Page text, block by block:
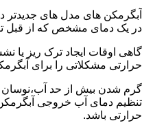
آبگرمکن های مدل های جدیدتر
در یک دمای مشخص که از قبل
گاهی اوقات ایجاد ترک ریز یا
حرارتی مشکلاتی را برای
گرم شدن بیش از حد آب،نوسان
تنظیم دمای آب خروجی
حرارتی باشد.